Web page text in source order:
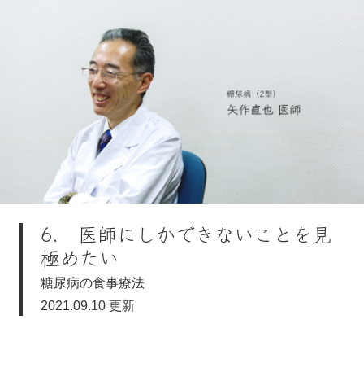
6. 医師にしかできないことを見
極めたい
糖尿病の食事療法
2021.09.10 更新